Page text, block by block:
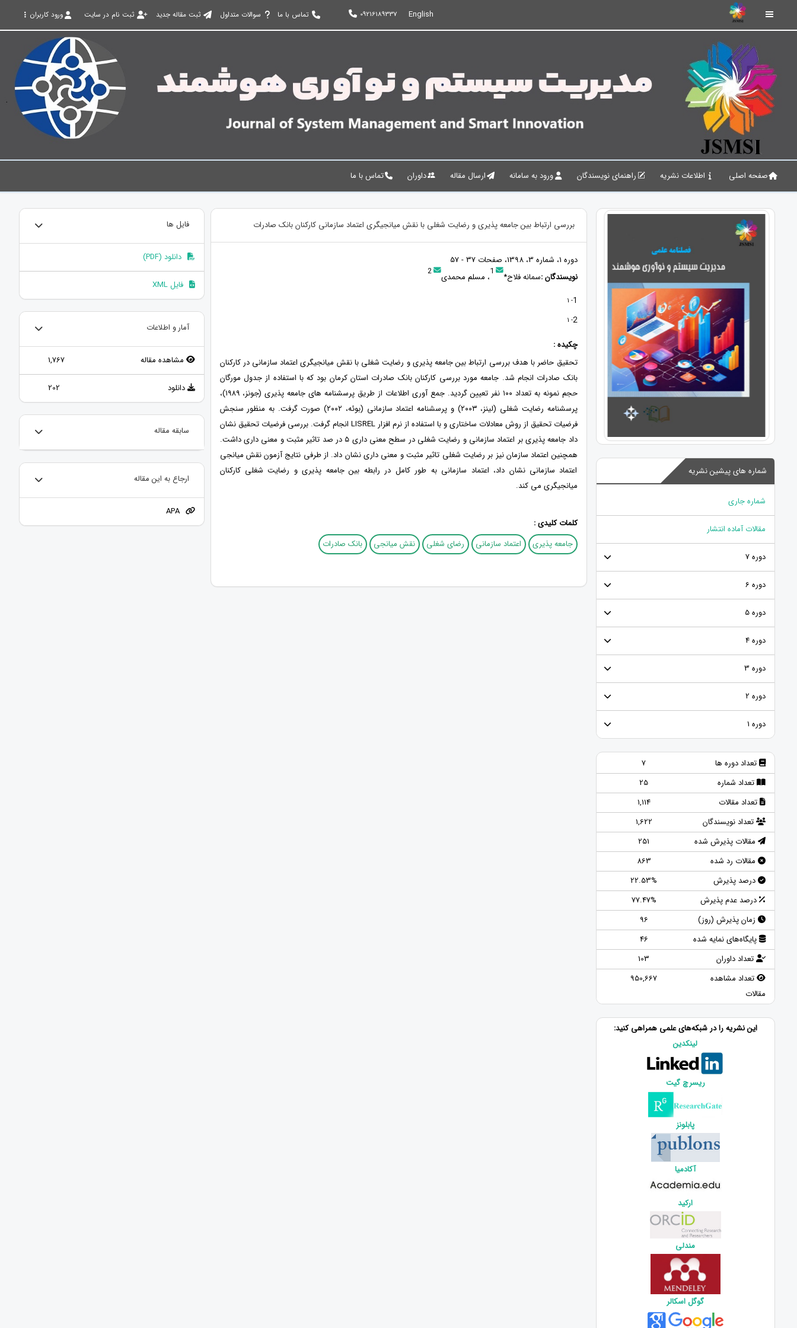
English
09216189337 تماس با ما سوالات متداول ثبت مقاله جدید ثبت نام در سایت ورود کاربران
صفحه اصلی اطلاعات نشریه راهنمای نویسندگان ورود به سامانه ارسال مقاله داوران تماس با ما
شماره های پیشین نشریه
شماره جاری
مقالات آماده انتشار
دوره 7
دوره 6
دوره 5
دوره 4
دوره 3
دوره 2
دوره 1
تعداد دوره ها
7
تعداد شماره
25
تعداد مقالات
1,114
تعداد نویسندگان
1,622
مقالات پذیرش شده
251
مقالات رد شده
863
درصد پذیرش
22.53%
درصد عدم پذیرش
77.47%
زمان پذیرش (روز)
96
پایگاه‌های نمایه شده
46
تعداد داوران
103
تعداد مشاهده
مقالات
950,667
این نشریه را در شبکه‌های علمی همراهی کنید:
لینکدین
ریسرچ گیت
پابلونز
آکادمیا
ارکید
مندلی
گوگل اسکالر
بررسی ارتباط بین جامعه پذیری و رضایت شغلی با نقش میانجیگری اعتماد سازمانی کارکنان بانک صادرات
دوره 1، شماره 3، 1398، صفحات 37 - 57
نویسندگان :سمانه فلاح* 1، مسلم محمدی 2
1
- 1
2
- 1
چکیده :
تحقیق حاضر با هدف بررسی ارتباط بین جامعه پذیری و رضایت شغلی با نقش میانجیگری اعتماد سازمانی در کارکنان
بانک صادرات انجام شد. جامعه مورد بررسی کارکنان بانک صادرات استان کرمان بود که با استفاده از جدول مورگان
حجم نمونه به تعداد ۱۰۰ نفر تعیین گردید. جمع آوری اطلاعات از طریق پرسشنامه های جامعه پذیری (جونز، ۱۹۸۹)،
پرسشنامه رضایت شغلی (لینز، ۲۰۰۳) و پرسشنامه اعتماد سازمانی (بوئه، ۲۰۰۲) صورت گرفت. به منظور سنجش
فرضیات تحقیق از روش معادلات ساختاری و با استفاده از نرم افزار LISREL انجام گرفت. بررسی فرضیات تحقیق نشان
داد جامعه پذیری بر اعتماد سازمانی و رضایت شغلی در سطح معنی داری ۵ در صد تاثیر مثبت و معنی داری داشت.
همچنین اعتماد سازمان نیز بر رضایت شغلی تاثیر مثبت و معنی داری نشان داد. از طرفی نتایج آزمون نقش میانجی
اعتماد سازمانی نشان داد، اعتماد سازمانی به طور کامل در رابطه بین جامعه پذیری و رضایت شغلی کارکنان
میانجیگری می کند.
کلمات کلیدی :
جامعه پذیری
اعتماد سازمانی رضای شغلی نقش میانجی بانک صادرات
فایل ها
دانلود (PDF)
فایل XML
آمار و اطلاعات
مشاهده مقاله 1,767
دانلود 202
سابقه مقاله
ارجاع به این مقاله
APA